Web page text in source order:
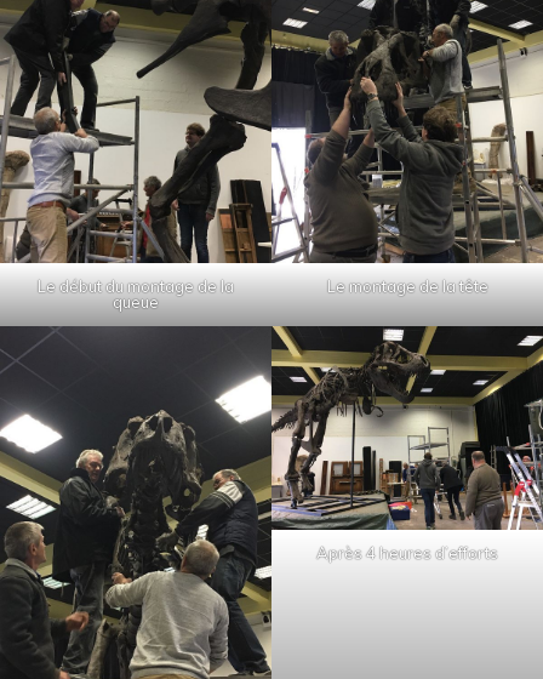
Le début du montage de la
queue
Le montage de la tête
Après 4 heures d’efforts